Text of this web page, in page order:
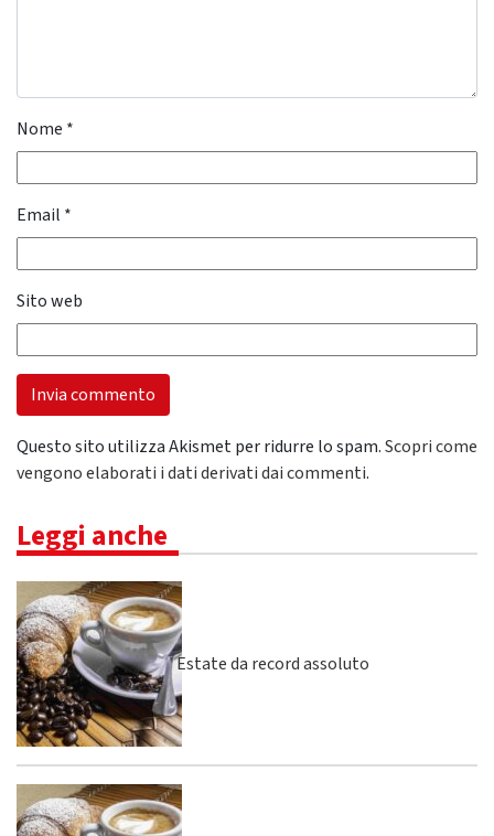
Nome *
Email *
Sito web
Questo sito utilizza Akismet per ridurre lo spam.Scopri come
vengono elaborati i dati derivati dai commenti.
Leggi anche
Estate da record assoluto